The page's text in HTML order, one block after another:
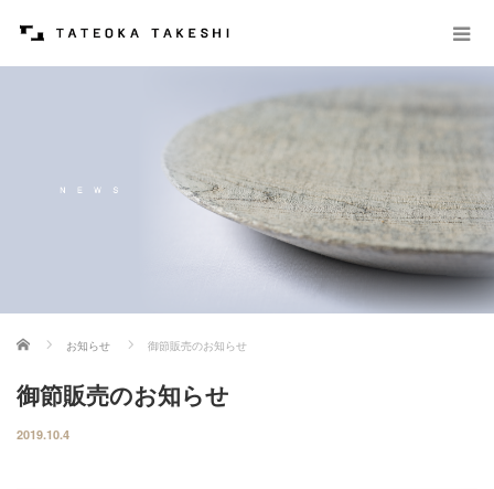
ホーム お知らせ 御節販売のお知らせ
御節販売のお知らせ
2019.10.4